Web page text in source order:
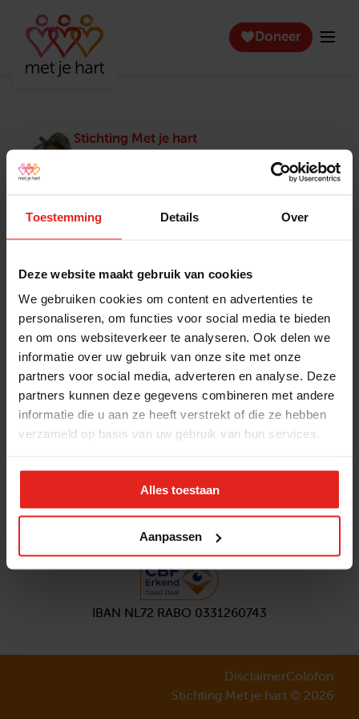
Toestemming Details Over
Deze website maakt gebruik van cookies
We gebruiken cookies om content en advertenties te
personaliseren, om functies voor social media te bieden
en om ons websiteverkeer te analyseren. Ook delen we
informatie over uw gebruik van onze site met onze
partners voor social media, adverteren en analyse. Deze
partners kunnen deze gegevens combineren met andere
informatie die u aan ze heeft verstrekt of die ze hebben
verzameld op basis van uw gebruik van hun services.
Alles toestaan
Aanpassen
Doneer
Stichting Met je hart
Stichting Met je hart laat ouderen die zich
eenzaam voelen weer genieten en inspireert
winnaar van het Appeltje van Oranje.
Actuele vacatures
Pers en media
Jaarverslag 2025
Contact
Klachtenprocedure
Privacyverklaring
Opzeggen
Volg ons
Aanmeldennieuwsbrief
IBAN NL72 RABO 0331260743
DisclaimerColofon
Stichting Met je hart © 2026